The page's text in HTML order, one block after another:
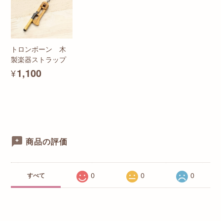
トロンボーン 木
製楽器ストラップ
¥1,100
商品の評価
すべて 0 0 0